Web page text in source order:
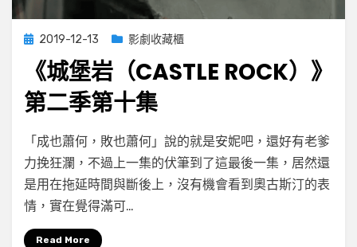
Posted
2019-12-13 影劇收藏櫃
《城堡岩（CASTLE ROCK）》
第二季第十集
by小云
在
〈《城
堡
岩
（Castle
第
有 2 則留言
「成也蕭何，敗也蕭何」說的就是安妮吧，還好有老爹
力挽狂瀾，不過上一集的伏筆到了這最後一集，居然還
是用在拖延時間與斷後上，沒有機會看到奧古斯汀的表
情，實在覺得滿可…
Read More